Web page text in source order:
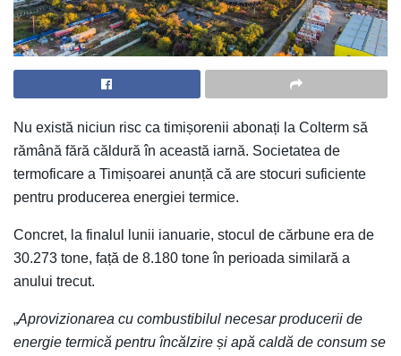
Nu există niciun risc ca timișorenii abonați la Colterm să
rămână fără căldură în această iarnă. Societatea de
termoficare a Timișoarei anunță că are stocuri suficiente
pentru producerea energiei termice.
Concret, la finalul lunii ianuarie, stocul de cărbune era de
30.273 tone, față de 8.180 tone în perioada similară a
anului trecut.
„Aprovizionarea cu combustibilul necesar producerii de
energie termică pentru încălzire și apă caldă de consum se